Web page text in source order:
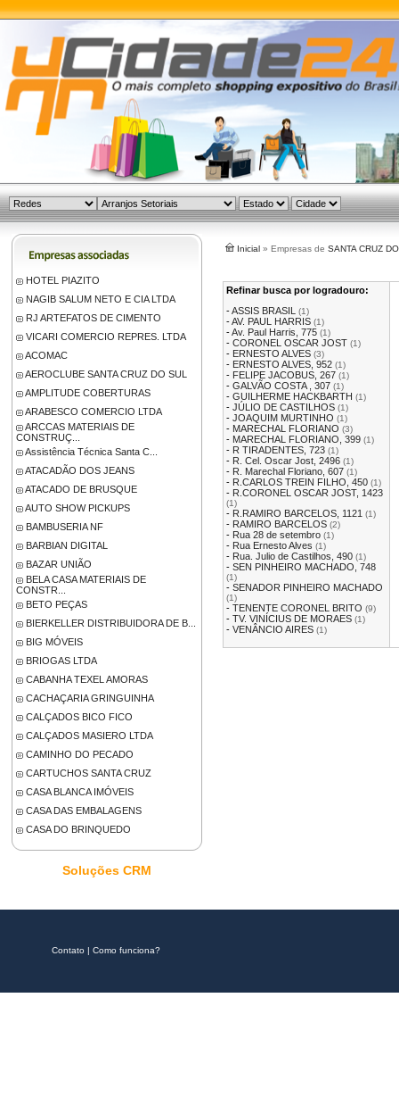
HOTEL PIAZITO
NAGIB SALUM NETO E CIA LTDA
RJ ARTEFATOS DE CIMENTO
VICARI COMERCIO REPRES. LTDA
ACOMAC
AEROCLUBE SANTA CRUZ DO SUL
AMPLITUDE COBERTURAS
ARABESCO COMERCIO LTDA
ARCCAS MATERIAIS DE
CONSTRUÇ...
Assistência Técnica Santa C...
ATACADÃO DOS JEANS
ATACADO DE BRUSQUE
AUTO SHOW PICKUPS
BAMBUSERIA NF
BARBIAN DIGITAL
BAZAR UNIÃO
BELA CASA MATERIAIS DE
CONSTR...
BETO PEÇAS
BIERKELLER DISTRIBUIDORA DE B...
BIG MÓVEIS
BRIOGAS LTDA
CABANHA TEXEL AMORAS
CACHAÇARIA GRINGUINHA
CALÇADOS BICO FICO
CALÇADOS MASIERO LTDA
CAMINHO DO PECADO
CARTUCHOS SANTA CRUZ
CASA BLANCA IMÓVEIS
CASA DAS EMBALAGENS
CASA DO BRINQUEDO
Soluções CRM
Inicial » Empresas de SANTA CRUZ
Refinar busca por logradouro:
-ASSIS BRASIL (1)
-AV. PAUL HARRIS (1)
-Av. Paul Harris, 775 (1)
- CORONEL OSCAR JOST (1)
- ERNESTO ALVES (3)
- ERNESTO ALVES, 952 (1)
- FELIPE JACOBUS, 267 (1)
- GALVÃO COSTA , 307 (1)
- GUILHERME HACKBARTH (1)
- JÚLIO DE CASTILHOS (1)
- JOAQUIM MURTINHO (1)
- MARECHAL FLORIANO (3)
- MARECHAL FLORIANO, 399 (1)
- R TIRADENTES, 723 (1)
- R. Cel. Oscar Jost, 2496 (1)
- R. Marechal Floriano, 607 (1)
- R.CARLOS TREIN FILHO, 450 (1)
- R.CORONEL OSCAR JOST, 1423
(1)
- R.RAMIRO BARCELOS, 1121 (1)
- RAMIRO BARCELOS (2)
- Rua 28 de setembro (1)
- Rua Ernesto Alves (1)
- Rua. Julio de Castilhos, 490 (1)
- SEN PINHEIRO MACHADO, 748
(1)
- SENADOR PINHEIRO MACHADO
(1)
- TENENTE CORONEL BRITO (9)
- TV. VINÍCIUS DE MORAES (1)
- VENÂNCIO AIRES (1)
Contato | Como funciona?